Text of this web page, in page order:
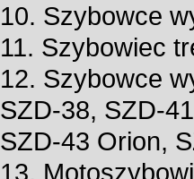
10. Szybowce
11. Szybowiec
12. Szybowce
SZD-38, SZD-
SZD-43 Orion,
13.